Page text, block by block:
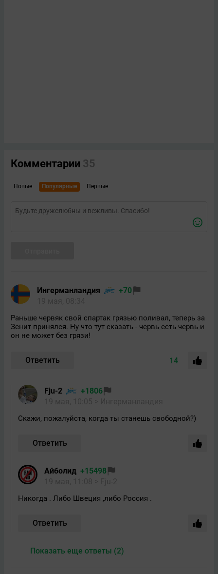
Комментарии 35
Новые Популярные Первые
Ингерманландия
+70
Раньше червяк свой спартак грязью поливал, теперь за
Зенит принялся. Ну что тут сказать - червь есть червь и
он не может без грязи!
Ответить 14
Fju-2
+1806
Скажи, пожалуйста, когда ты станешь свободной?)
Ответить
Айболид +15498
Никогда . Либо Швеция ,либо Россия .
Ответить
Показать еще ответы (2)